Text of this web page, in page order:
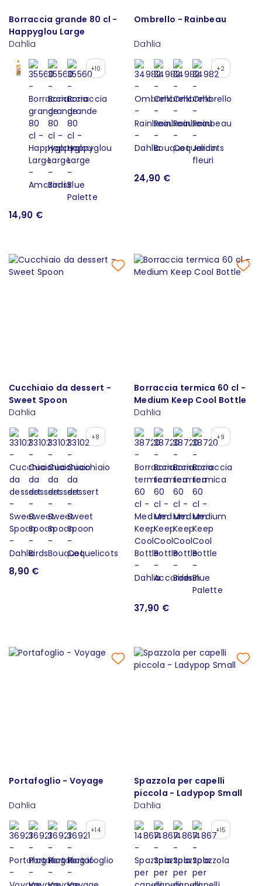
Borraccia grande 80 cl -
Happyglou Large
Dahlia
+10
14,90 €
Ombrello - Rainbeau
Dahlia
+2
24,90 €
Cucchiaio da dessert -
Sweet Spoon
Dahlia
+8
8,90 €
Borraccia termica 60 cl -
Medium Keep Cool Bottle
Dahlia
+9
37,90 €
Portafoglio - Voyage
Dahlia
+14
Spazzola per capelli
piccola - Ladypop Small
Dahlia
+15